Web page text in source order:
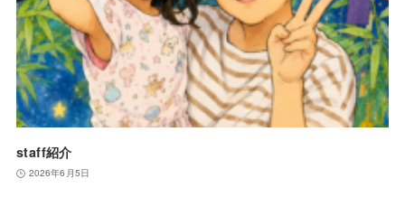
staff紹介
2026年6月5日